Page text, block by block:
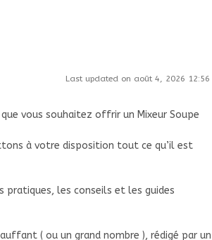
Last updated on août 4, 2026 12:56
vous souhaitez offrir un Mixeur Soupe
à votre disposition tout ce qu’il est
pratiques, les conseils et les guides
( ou un grand nombre ), rédigé par un